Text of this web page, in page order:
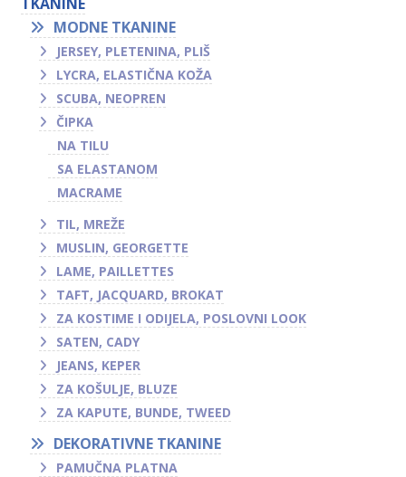
MODNE TKANINE
JERSEY, PLETENINA, PLIŠ
LYCRA, ELASTIČNA KOŽA
SCUBA, NEOPREN
ČIPKA
NA TILU
SA ELASTANOM
MACRAME
TIL, MREŽE
MUSLIN, GEORGETTE
LAME, PAILLETTES
TAFT, JACQUARD, BROKAT
ZA KOSTIME I ODIJELA, POSLOVNI LOOK
SATEN, CADY
JEANS, KEPER
ZA KOŠULJE, BLUZE
ZA KAPUTE, BUNDE, TWEED
DEKORATIVNE TKANINE
PAMUČNA PLATNA